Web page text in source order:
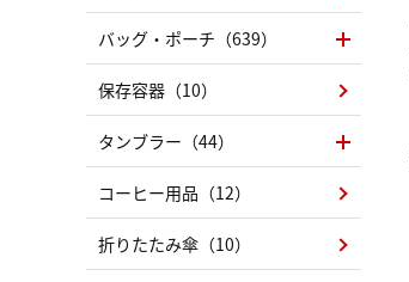
バッグ・ポーチ（639）
保存容器（10）
タンブラー（44）
コーヒー用品（12）
折りたたみ傘（10）